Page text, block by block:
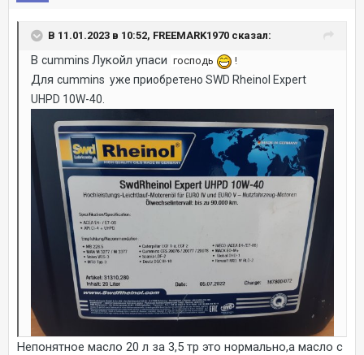
В 11.01.2023 в 10:52, FREEMARK1970 сказал:
В cummins Лукойл упаси господь !
Для cummins уже приобретено SWD Rheinol Expert
UHPD 10W-40.
Непонятное масло 20 л за 3,5 тр это нормально,а масло с